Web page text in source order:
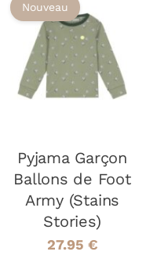
PRODUIT
CHOIX DES
OPTIONS
CE
PRODUIT
A
OPTIONS
PEUVENT
ÊTRE
CHOISIES
SUR
LA
PAGE
/
DÉTAILS
Nouveau
Pyjama Garçon
Ballons de Foot
Army (Stains
Stories)
27.95 €